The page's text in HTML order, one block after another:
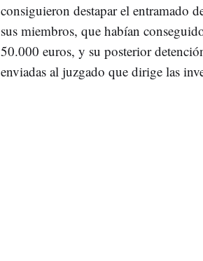
consiguieron destapar el entramado
sus miembros, que habían
50.000 euros, y su posterior
enviadas al juzgado que dirige las